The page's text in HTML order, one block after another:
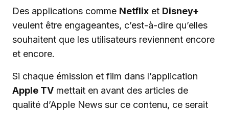
Des applications comme Netflix et Disney+
veulent être engageantes, c’est-à-dire qu’elles
souhaitent que les utilisateurs reviennent encore
et encore.
Si chaque émission et film dans l’application
Apple TV mettait en avant des articles de
qualité d’Apple News sur ce contenu, ce serait